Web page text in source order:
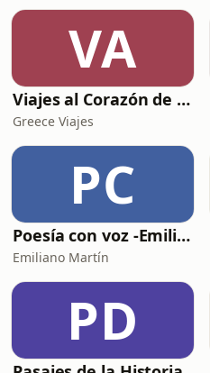
VA
Viajes al Corazón de la Historia
Greece Viajes
PC
Poesía con voz -Emiliano Martín- Podcasts
Emiliano Martín
PD